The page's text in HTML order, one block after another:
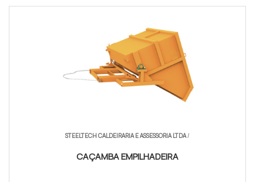
STEELTECH CALDEIRARIA E ASSESSORIA LTDA/
CAÇAMBA EMPILHADEIRA